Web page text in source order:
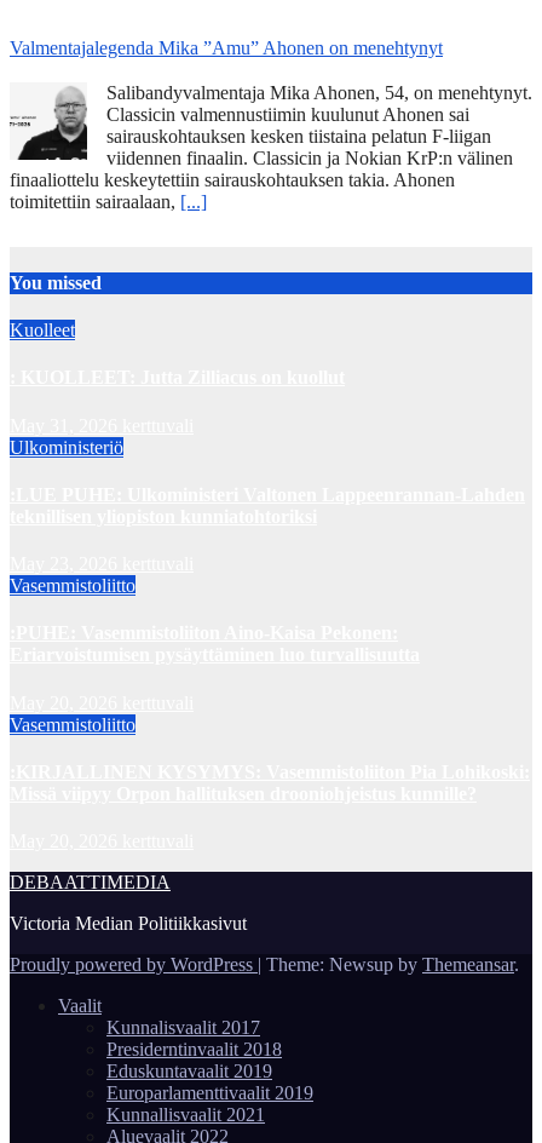
Valmentajalegenda Mika ”Amu” Ahonen on menehtynyt
Salibandyvalmentaja Mika Ahonen, 54, on menehtynyt.
Classicin valmennustiimin kuulunut Ahonen sai
sairauskohtauksen kesken tiistaina pelatun F-liigan
viidennen finaalin. Classicin ja Nokian KrP:n välinen
finaaliottelu keskeytettiin sairauskohtauksen takia. Ahonen
toimitettiin sairaalaan, [...]
You missed
Kuolleet
Ulkoministeriö
Vasemmistoliitto
Vasemmistoliitto
DEBAATTIMEDIA
Victoria Median Politiikkasivut
Proudly powered by WordPress | Theme: Newsup by Themeansar.
Vaalit
Kunnalisvaalit 2017
Presiderntinvaalit 2018
Eduskuntavaalit 2019
Europarlamenttivaalit 2019
Kunnallisvaalit 2021
Aluevaalit 2022